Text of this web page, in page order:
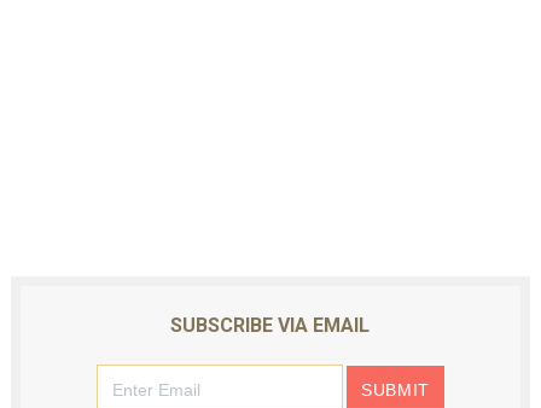
SUBSCRIBE VIA EMAIL